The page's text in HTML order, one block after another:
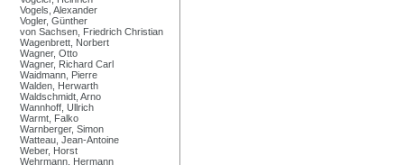
Vogels, Alexander
Vogler, Günther
von Sachsen, Friedrich Christian
Wagenbrett, Norbert
Wagner, Otto
Wagner, Richard Carl
Waidmann, Pierre
Walden, Herwarth
Waldschmidt, Arno
Wannhoff, Ullrich
Warmt, Falko
Warnberger, Simon
Watteau, Jean-Antoine
Weber, Horst
Wehrmann, Hermann